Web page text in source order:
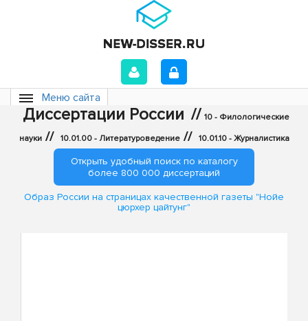
Меню сайта
Диссертации России // 10 - Филологические
науки // 10.01.00 - Литературоведение // 10.01.10 - Журналистика
Открыть удобный поиск по каталогу
более 800 000 диссертаций
Образ России на страницах качественной газеты "Нойе
цюрхер цайтунг"